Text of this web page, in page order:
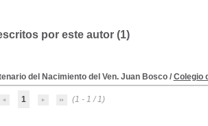
por este autor (1)
del Nacimiento del Ven. Juan Bosco / Colegio
1 (1 - 1 / 1)